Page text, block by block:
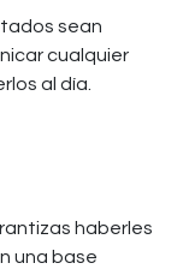
sean
cualquier
al día.
haberles
una base